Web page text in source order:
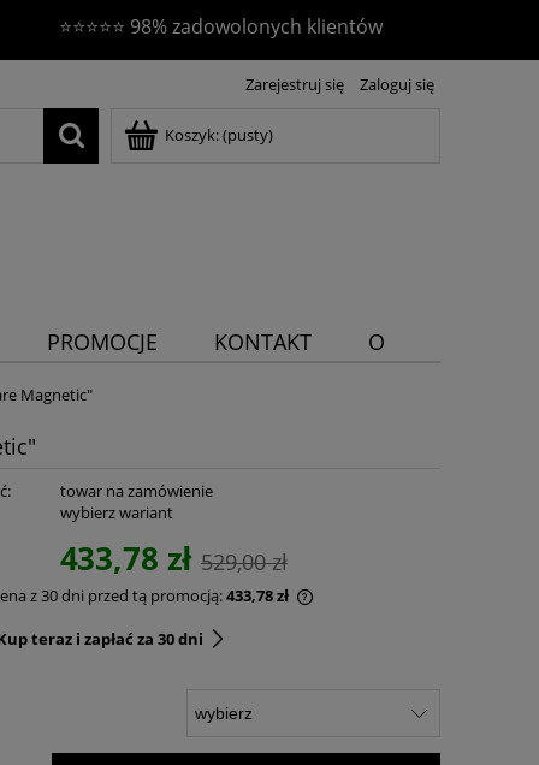
⭐⭐⭐⭐⭐ 98% zadowolonych klientów
Zarejestruj się Zaloguj się
Koszyk:(pusty)
PROMOCJE KONTAKT
O
Magnetic"
towar na zamówienie
wybierz wariant
433,78 zł 529,00 zł
z 30 dni przed tą promocją:433,78 zł
teraz i zapłać za 30 dni